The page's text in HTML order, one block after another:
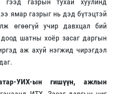
гээд газрын тухай хуулинд
ямар газрыг нь дэд бүтэцтэй
өгөөгүй учир давхцал бий
шатны хоёр засаг даргын
аж ахуй нэгжид чирэгдэл
УИХ-ын гишүүн, ажлын